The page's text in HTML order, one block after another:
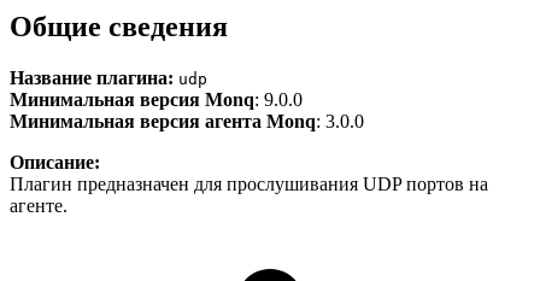
Общие сведения
Название плагина: udp
Минимальная версия Monq: 9.0.0
Минимальная версия агента Monq: 3.0.0
Описание:
Плагин предназначен для прослушивания UDP портов на
агенте.